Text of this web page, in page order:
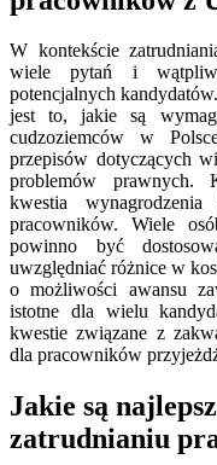
W kontekście
wiele pytań i
potencjalnych
jest to, jakie są
cudzoziemców w
przepisów dotyczących
problemów prawnych.
kwestia
pracowników. Wiele
powinno być
uwzględniać różnice w
o możliwości awansu
istotne dla wielu
kwestie związane z
dla pracowników
Jakie są
zatrudnianiu